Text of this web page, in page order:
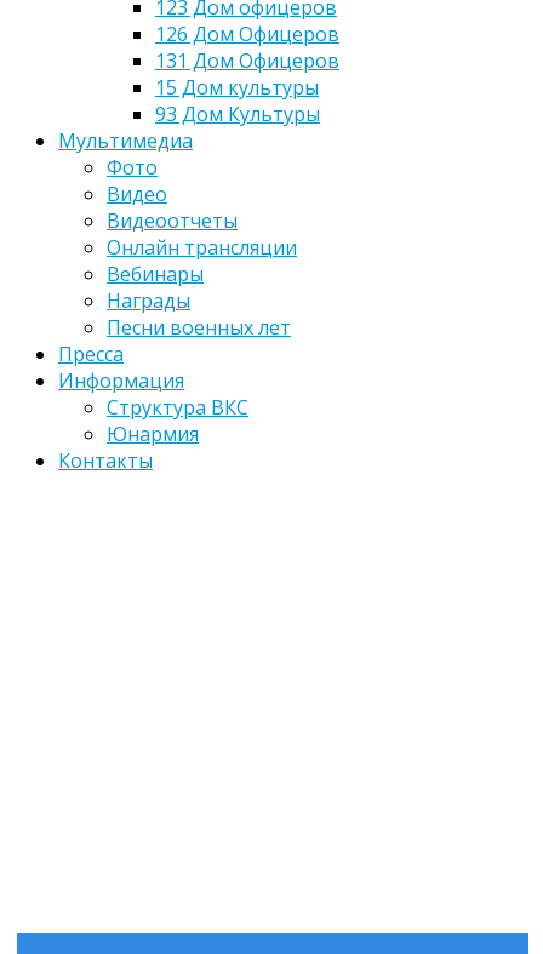
123 Дом офицеров
126 Дом Офицеров
131 Дом Офицеров
15 Дом культуры
93 Дом Культуры
Мультимедиа
Фото
Видео
Видеоотчеты
Онлайн трансляции
Вебинары
Награды
Песни военных лет
Пресса
Информация
Структура ВКС
Юнармия
Контакты